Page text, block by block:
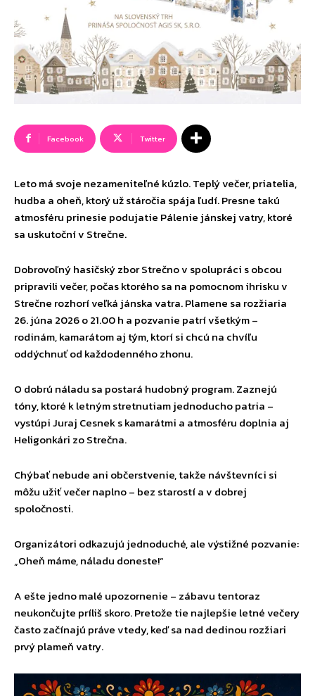
Facebook Twitter
Leto má svoje nezameniteľné kúzlo. Teplý večer, priatelia,
hudba a oheň, ktorý už stáročia spája ľudí. Presne takú
atmosféru prinesie podujatie Pálenie jánskej vatry, ktoré
sa uskutoční v Strečne.
Dobrovoľný hasičský zbor Strečno v spolupráci s obcou
pripravili večer, počas ktorého sa na pomocnom ihrisku v
Strečne rozhorí veľká jánska vatra. Plamene sa rozžiaria
26. júna 2026 o 21.00 h a pozvanie patrí všetkým –
rodinám, kamarátom aj tým, ktorí si chcú na chvíľu
oddýchnuť od každodenného zhonu.
O dobrú náladu sa postará hudobný program. Zaznejú
tóny, ktoré k letným stretnutiam jednoducho patria –
vystúpi Juraj Cesnek s kamarátmi a atmosféru doplnia aj
Heligonkári zo Strečna.
Chýbať nebude ani občerstvenie, takže návštevníci si
môžu užiť večer naplno – bez starostí a v dobrej
spoločnosti.
Organizátori odkazujú jednoduché, ale výstižné pozvanie:
„Oheň máme, náladu doneste!“
A ešte jedno malé upozornenie – zábavu tentoraz
neukončujte príliš skoro. Pretože tie najlepšie letné večery
často začínajú práve vtedy, keď sa nad dedinou rozžiari
prvý plameň vatry.